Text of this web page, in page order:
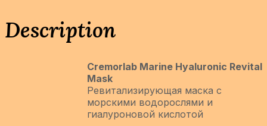
Description
Cremorlab Marine Hyaluronic Revital
Mask
Ревитализирующая маска с
морскими водорослями и
гиалуроновой кислотой